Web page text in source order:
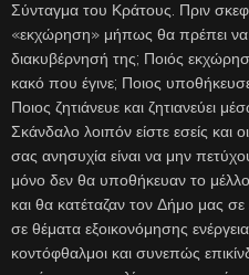
Σύνταγμα του Κράτους. Πριν
«εκχώρηση» μήπως θα πρέπει να
διακυβέρνησή της; Ποιός
κακό που έγινε; Ποιος
Ποιος ζητιάνευε και ζητιανεύει
Σκάνδαλο λοιπόν είστε εσείς
σας ανησυχία είναι να μην
μόνο δεν θα υποθήκευαν το
και θα κατέταζαν τον Δήμο μας
σε θέματα εξοικονόμησης
κοντόφθαλμοι και συνεπώς